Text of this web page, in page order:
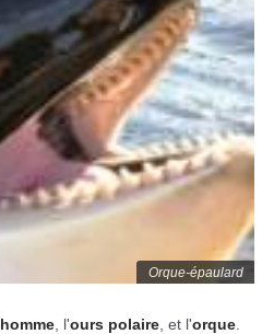
Orque-épaulard
homme , l'ours polaire , et l'orque